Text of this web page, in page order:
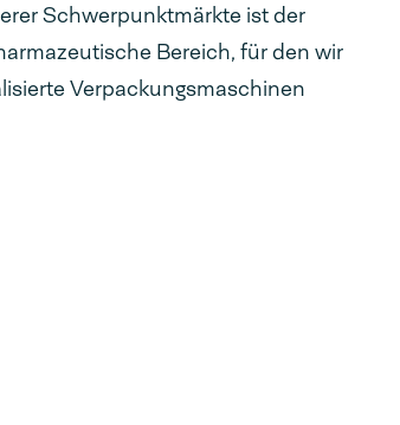
Schwerpunktmärkte ist der
Bereich, für den wir
Verpackungsmaschinen